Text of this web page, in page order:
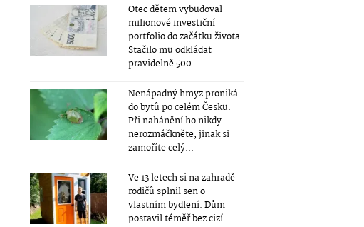
Otec dětem vybudoval
milionové investiční
portfolio do začátku života.
Stačilo mu odkládat
pravidelně 500...
Nenápadný hmyz proniká
do bytů po celém Česku.
Při nahánění ho nikdy
nerozmáčkněte, jinak si
zamoříte celý...
Ve 13 letech si na zahradě
rodičů splnil sen o
vlastním bydlení. Dům
postavil téměř bez cizí...